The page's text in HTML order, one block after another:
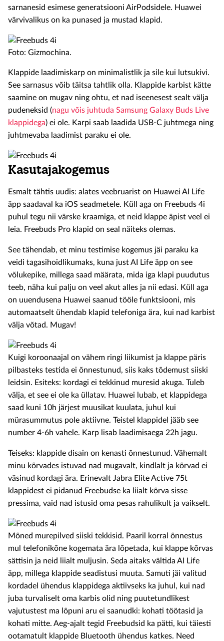
sarnanesid esimese generatsiooni AirPodsidele. Huawei
värvivalikus on ka punased ja mustad klapid.
Foto: Gizmochina.
Klappide laadimiskarp on minimalistlik ja sile kui lutsukivi.
See sarnasus võib täitsa tahtlik olla. Klappide karbist kätte
saamine on mugav ning ohtu, et nad iseenesest sealt välja
pudeneksid (nagu võis juhtuda Samsung Galaxy Buds Live
klappidega) ei ole. Karpi saab laadida USB-C juhtmega ning
juhtmevaba laadimist paraku ei ole.
Kasutajakogemus
Esmalt tähtis uudis: alates veebruarist on Huawei AI Life
äpp saadaval ka iOS seadmetele. Küll aga on Freebuds 4i
puhul tegu nii värske kraamiga, et neid klappe äpist veel ei
leia. Freebuds Pro klapid on seal näiteks olemas.
See tähendab, et minu testimise kogemus jäi paraku ka
veidi tagasihoidlikumaks, kuna just AI Life äpp on see
võlukepike, millega saad määrata, mida iga klapi puudutus
teeb, näha kui palju on veel akut alles ja nii edasi. Küll aga
on uuendusena Huawei saanud tööle funktsiooni, mis
automaatselt ühendab klapid telefoniga ära, kui nad karbist
välja võtad. Mugav!
Kuigi koroonaajal on vähem ringi liikumist ja klappe päris
pilbasteks testida ei õnnestunud, siis kaks tõdemust siiski
leidsin. Esiteks: kordagi ei tekkinud muresid akuga. Tuleb
välja, et see ei ole ka üllatav. Huawei lubab, et klappidega
saad kuni 10h järjest muusikat kuulata, juhul kui
mürasummutus pole aktiivne. Teistel klappidel jääb see
number 4-6h vahele. Karp lisab laadimisaega 22h jagu.
Teiseks: klappide disain on kenasti õnnestunud. Vähemalt
minu kõrvades istuvad nad mugavalt, kindlalt ja kõrvad ei
väsinud kordagi ära. Erinevalt Jabra Elite Active 75t
klappidest ei pidanud Freebudse ka liialt kõrva sisse
pressima, vaid nad istusid oma pesas rahulikult ja vaikselt.
Mõned murepilved siiski tekkisid. Paaril korral õnnestus
mul telefonikõne kogemata ära lõpetada, kui klappe kõrvas
sättisin ja neid liialt muljusin. Seda aitaks vältida AI Life
äpp, millega klappide seadistusi muuta. Samuti jäi valitud
kordadel ühendus klappidega aktiivseks ka juhul, kui nad
juba turvaliselt oma karbis olid ning puutetundlikest
vajutustest ma lõpuni aru ei saanudki: kohati töötasid ja
kohati mitte. Aeg-ajalt tegid Freebudsid ka pätti, kui täiesti
ootamatult klappide Bluetooth ühendus katkes. Need